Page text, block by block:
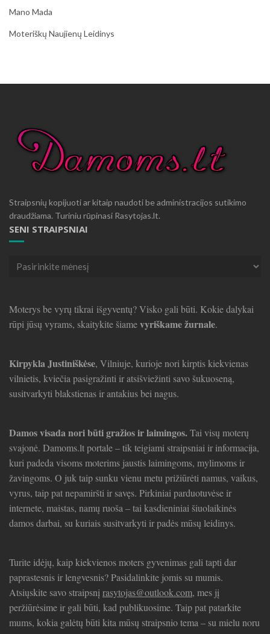
Mano Mada
Moteriškų Naujienų Leidinys
Straipsnių kopijuoti ar kitaip naudoti be administracijos sutikimo
draudžiama. Turiniu rūpinasi Rasytojas.lt.
SENI STRAIPSNIAI
Seni
Moterys be vyrų tikrai išgyventų? Visko gali būti. Kokie dalykai
rūpi jūsų vyrams, skaitykite šiamevyriškame žurnale.
Kirpykla Justiniškėse, Vilniuje, kurioje nori kirptis kiekvienas
vilnietis, kviečia pasigražinti ir atsišviežinti savo šukuoseną,
susitvarkyti blakstienas ir antakius bei nagus.
Damos visada nori būti gražios ir laimingos.Tai visų moterų
svajonė. Damoms.lt portale – tik teigiami straipsniai ir informacija,
kuri padeda visoms moterims jaustis laimingoms, mylimoms ir
žavingoms. O juk taip sunku vienu metu prižiūrėti namus, vaikus,
vyrus, taip pat nepamiršti ir savęs. Pirkiniai parduotuvėse ir
internete, maistas, namų ruoša – tai kasdieniniai šiuolaikinės
damos darbai, su kuriais susitvarkyti ir padės mūsų leidinys.
Turite idėjų, kaip kiekvienos moters gyvenimas gali tapti dar
paprastesnis ir lengvesnis? Pasidalinkite jomis su mumis.
Atsiųskite savo straipsnį rasytojas@outlook.com, mes jį
peržiūrėsime ir gali būti, kad publikuosime. Taip pat patarkite
mums, kokia galėtų būti kita mūsų straipsnio tema – su mielu noru